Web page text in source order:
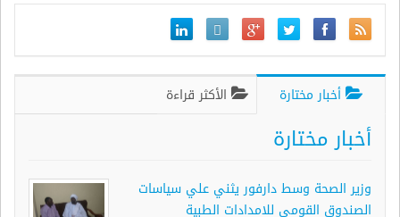
أخبار مختارة الأكثر قراءة
أخبار مختارة
وزير الصحة وسط دارفور يثني علي سياسات
الصندوق القومي للامدادات الطبية